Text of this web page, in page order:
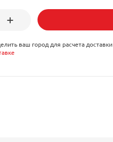
ваш город для расчета доставки